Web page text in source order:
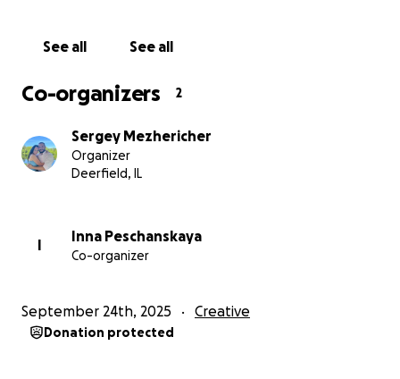
Давайте соберём всю радость, танцы, смех, музыку и
который останется с нами надолго. Поддержите чем
Это наш шанс отблагодарить - от сердца - давайте
See all See all
Co-organizers 2
Sergey Mezhericher
Organizer
Deerfield, IL
I
Inna Peschanskaya
Co-organizer
September 24th, 2025 Creative
Donation protected